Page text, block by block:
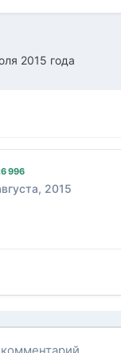
2015 года
996
2015